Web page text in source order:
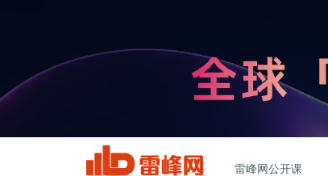
雷峰网公开课